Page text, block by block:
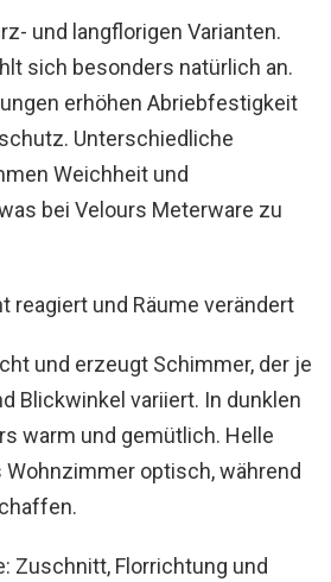
und langflorigen Varianten.
sich besonders natürlich an.
erhöhen Abriebfestigkeit
Unterschiedliche
Weichheit und
bei Velours Meterware zu
reagiert und Räume verändert
und erzeugt Schimmer, der je
Blickwinkel variiert. In dunklen
warm und gemütlich. Helle
optisch, während
Zuschnitt, Florrichtung und